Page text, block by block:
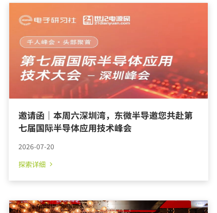
邀请函｜本周六深圳湾，东微半导邀您共赴第
七届国际半导体应用技术峰会
2026-07-20